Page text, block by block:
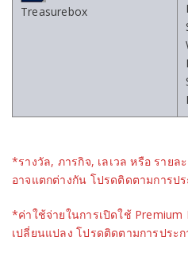
Treasurebox
*รางวัล, ภารกิจ, เลเวล หรือ รายล
อาจแตกต่างกัน โปรดติดตามการป
*ค่าใช้จ่ายในการเปิดใช้ Premium
เปลี่ยนแปลง โปรดติดตามการประก